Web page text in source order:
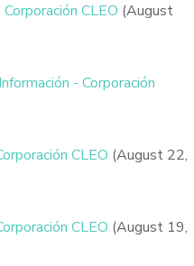
CLEO (August
- Corporación
CLEO (August 22,
CLEO (August 19,